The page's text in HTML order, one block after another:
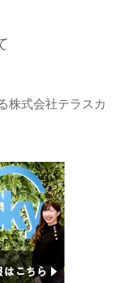
株式会社テラスカ